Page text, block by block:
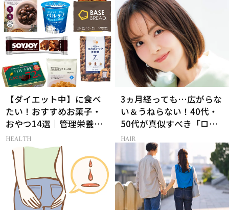
【ダイエット中】に食べ
たい！おすすめお菓子・
おやつ14選｜管理栄養士
監修
HEALTH
3ヵ月経っても…広がらな
い＆うねらない！40代・
50代が真似すべき「ロー
レイヤーボブ」
HAIR